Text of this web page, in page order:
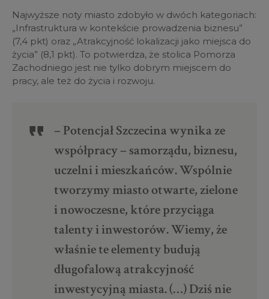
Najwyższe noty miasto zdobyło w dwóch kategoriach:
„Infrastruktura w kontekście prowadzenia biznesu”
(7,4 pkt) oraz „Atrakcyjność lokalizacji jako miejsca do
życia” (8,1 pkt). To potwierdza, że stolica Pomorza
Zachodniego jest nie tylko dobrym miejscem do
pracy, ale też do życia i rozwoju.
– Potencjał Szczecina wynika ze
współpracy – samorządu, biznesu,
uczelni i mieszkańców. Wspólnie
tworzymy miasto otwarte, zielone
i nowoczesne, które przyciąga
talenty i inwestorów. Wiemy, że
właśnie te elementy budują
długofalową atrakcyjność
inwestycyjną miasta. (…) Dziś nie